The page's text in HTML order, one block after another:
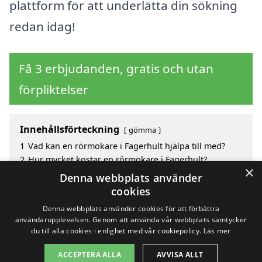
plattform för att underlätta din sökning
redan idag!
Få 3 erbjudanden, gratis och utan
förpliktelser
Innehållsförteckning gömma
1 Vad kan en rörmokare i Fagerhult hjälpa till med?
2 Hur mycket kostar en rörmokare i Fagerhult?
Fördelar med att välja rörmokare i Fagerhult
Sök efter en skicklig rörmokare i de omgivande
Copyright 2026 - Pilanto Aps
×
Denna webbplats använder
cookies
Denna webbplats använder cookies för att förbättra
användarupplevelsen. Genom att använda vår webbplats samtycker
du till alla cookies i enlighet med vår cookiepolicy. Läs mer
ACCEPTERA ALLA AVVISA ALLT